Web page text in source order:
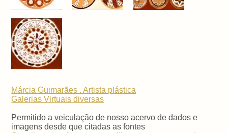
Márcia Guimarães . Artista plástica
Galerias Virtuaisdiversas
Permitido a veiculação de nosso acervo de dados e
imagens desde que citadas as fontes